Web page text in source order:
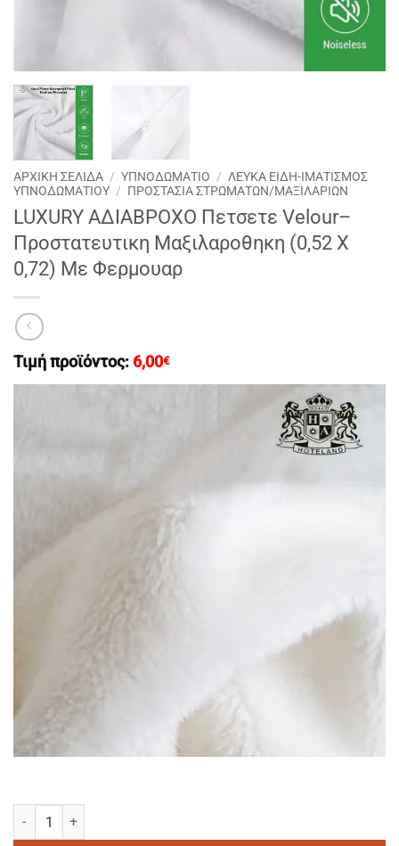
ΑΡΧΙΚΉ ΣΕΛΊΔΑ / ΥΠΝΟΔΩΜΑΤΙΟ / ΛΕΥΚΑ ΕΙΔΗ-ΙΜΑΤΙΣΜΟΣ
ΥΠΝΟΔΩΜΑΤΙΟΥ / ΠΡΟΣΤΑΣΙΑ ΣΤΡΩΜΆΤΩΝ/ΜΑΞΙΛΑΡΙΩΝ
LUXURY ΑΔΙΑΒΡΟΧΟ Πετσετε Velour–
Προστατευτικη Μαξιλαροθηκη (0,52 Χ
0,72) Με Φερμουαρ
Τιμή προϊόντος: 6,00€
LUXURY ΑΔΙΑΒΡΟΧΟ Πετσετε Velour–Προστατευτικη